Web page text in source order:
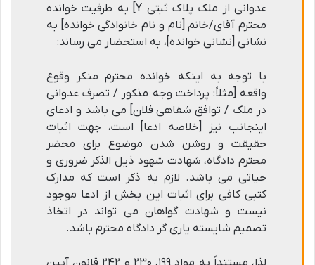
عدوانی از ملک پلاک ثبتی Y] به طرفیت خوانده
محترم آقای/خانم [نام و نام خانوادگی خوانده] به
نشانی [نشانی خوانده]، به استحضار می رساند:
با توجه به اینکه خوانده محترم منکر وقوع
واقعه [مثلاً: پرداخت وجه مذکور / تصرف عدوانی
در ملک / توافق شفاهی فلان] می باشد و ادعای
اینجانب نیز [خلاصه ادعا] است، جهت اثبات
حقیقت و روشن شدن موضوع برای محضر
محترم دادگاه، شهادت شهود ذیل الذکر ضروری و
حیاتی می باشد. لازم به ذکر است که مدارک
کتبی کافی برای اثبات این بخش از ادعا موجود
نیست و شهادت گواهان می تواند در اتخاذ
تصمیم شایسته یاری گر دادگاه محترم باشد.